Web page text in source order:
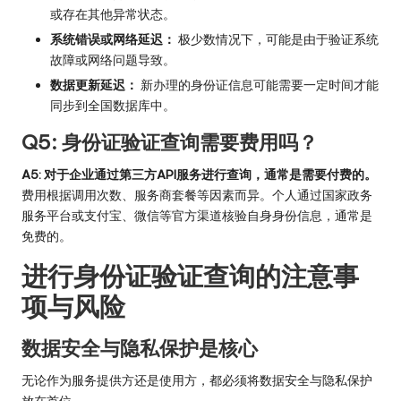
或存在其他异常状态。
系统错误或网络延迟： 极少数情况下，可能是由于验证系统
故障或网络问题导致。
数据更新延迟： 新办理的身份证信息可能需要一定时间才能
同步到全国数据库中。
Q5: 身份证验证查询需要费用吗？
A5: 对于企业通过第三方API服务进行查询，通常是需要付费的。
费用根据调用次数、服务商套餐等因素而异。个人通过国家政务
服务平台或支付宝、微信等官方渠道核验自身身份信息，通常是
免费的。
进行身份证验证查询的注意事
项与风险
数据安全与隐私保护是核心
无论作为服务提供方还是使用方，都必须将数据安全与隐私保护